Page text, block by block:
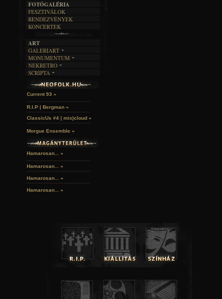
FOTÓGALÉRIA
FESZTIVÁLOK
RENDEZVÉNYEK
KONCERTEK
ART
GALERIART
ARTGALERI
KÉPREGÉNYEK
LAKÁSKULTS
MONUMENTUM
TEMETŐK
TEMPLOMOK
VÁRAK
HELYEK
NEKRETRO
SZUBKULT
FEKETE LYUK
RELIKVIÁK
SCRIPTA
NOVELLÁK
VERSEK
Current 93 »
R.I.P | Bergman »
ClassicUs #4 | mix|cloud »
Morgue Ensemble »
Hamarosan... »
Hamarosan... »
Hamarosan... »
Hamarosan... »